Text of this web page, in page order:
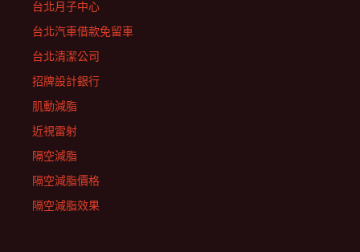
台北月子中心
台北汽車借款免留車
台北清潔公司
招牌設計銀行
肌動減脂
近視雷射
隔空減脂
隔空減脂價格
隔空減脂效果